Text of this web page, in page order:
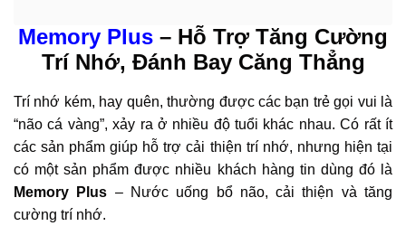
Memory Plus – Hỗ Trợ Tăng Cường
Trí Nhớ, Đánh Bay Căng Thẳng
Trí nhớ kém, hay quên, thường được các bạn trẻ gọi vui là
“não cá vàng”, xảy ra ở nhiều độ tuổi khác nhau. Có rất ít
các sản phẩm giúp hỗ trợ cải thiện trí nhớ, nhưng hiện tại
có một sản phẩm được nhiều khách hàng tin dùng đó là
Memory Plus – Nước uống bổ não, cải thiện và tăng
cường trí nhớ.